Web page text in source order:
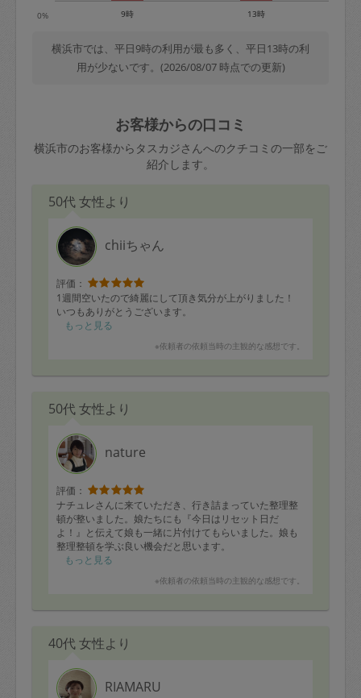
0% 9時 13時
横浜市では、平日9時の利用が最も多く、平日13時の利
用が少ないです。(2026/08/07 時点での更新)
お客様からの口コミ
横浜市のお客様からタスカジさんへのクチコミの一部をご
紹介します。
50代 女性より
chiiちゃん
評価：
1週間空いたので綺麗にして頂き気分が上がりました！
いつもありがとうございます。
もっと見る
※依頼者の依頼当時の主観的な感想です。
50代 女性より
nature
評価：
ナチュレさんに来ていただき、行き詰まっていた整理整
頓が整いました。娘たちにも『今日はリセット日だ
よ！』と伝えて娘も一緒に片付けてもらいました。娘も
整理整頓を学ぶ良い機会だと思います。
また次回も楽しみにしております。
もっと見る
※依頼者の依頼当時の主観的な感想です。
40代 女性より
RIAMARU